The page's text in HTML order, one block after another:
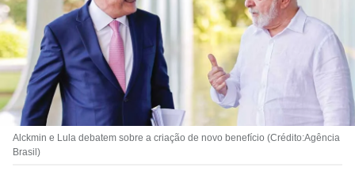
Alckmin e Lula debatem sobre a criação de novo benefício (Crédito:Agência
Brasil)